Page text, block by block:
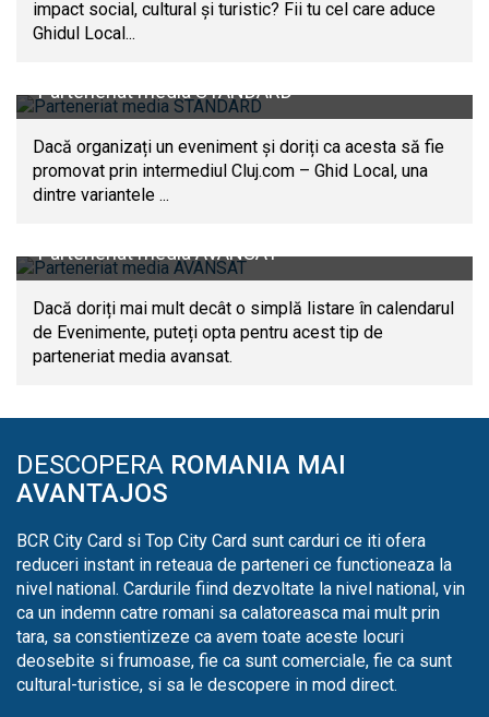
impact social, cultural și turistic? Fii tu cel care aduce
Ghidul Local...
Parteneriat media STANDARD
Dacă organizați un eveniment și doriți ca acesta să fie
promovat prin intermediul Cluj.com – Ghid Local, una
dintre variantele ...
Parteneriat media AVANSAT
Dacă doriți mai mult decât o simplă listare în calendarul
de Evenimente, puteți opta pentru acest tip de
parteneriat media avansat.
DESCOPERA ROMANIA MAI
AVANTAJOS
BCR City Card si Top City Card sunt carduri ce iti ofera
reduceri instant in reteaua de parteneri ce functioneaza la
nivel national. Cardurile fiind dezvoltate la nivel national, vin
ca un indemn catre romani sa calatoreasca mai mult prin
tara, sa constientizeze ca avem toate aceste locuri
deosebite si frumoase, fie ca sunt comerciale, fie ca sunt
cultural-turistice, si sa le descopere in mod direct.